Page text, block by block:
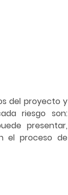
del proyecto y
riesgo son:
presentar,
el proceso de